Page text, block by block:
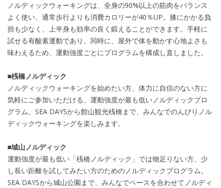
ノルディックウォーキングは、全身の90%以上の筋肉をバランス
よく使い、通常歩行よりも消費カロリーが40％UP。膝にかかる負
担も少なく、上半身も効率の良く鍛えることができます。手軽に
試せる有酸素運動であり、同時に、屋外で体を動かす心地よさも
味わえるため、運動強度ごとにプログラムを構成し直しました。
■桟橋ノルディック
ノルディックウォーキングを始めたい方、体力に自信のない方に
気軽にご参加いただける、運動強度が最も低いノルディックプロ
グラム。SEA DAYSから館山観光桟橋まで、みんなでのんびりノル
ディックウォーキングを楽しみます。
■城山ノルディック
運動強度が最も低い「桟橋ノルディック」では物足りない方、少
し長い距離を試してみたい方のためのノルディックプログラム。
SEA DAYSから城山公園まで、みんなでペースを合わせてノルディ